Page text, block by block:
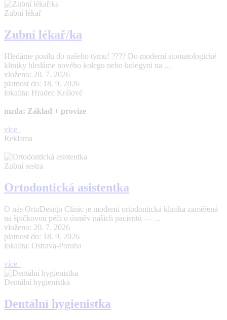
Zubní lékař
Zubní lékař/ka
Hledáme posilu do našeho týmu! ???? Do moderní stomatologické
kliniky hledáme nového kolegu nebo kolegyni na ...
vloženo: 20. 7. 2026
platnost do: 18. 9. 2026
lokalita: Hradec Králové
mzda: Základ + provize
více
Reklama
Zubní sestra
Ortodontická asistentka
O nás OrtoDesign Clinic je moderní ortodontická klinika zaměřená
na špičkovou péči o úsměv našich pacientů — ...
vloženo: 20. 7. 2026
platnost do: 18. 9. 2026
lokalita: Ostrava-Poruba
více
Dentální hygienistka
Dentální hygienistka